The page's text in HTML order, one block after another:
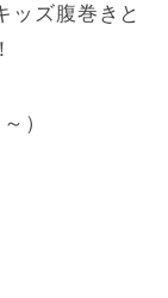
ッズ腹巻きと
）